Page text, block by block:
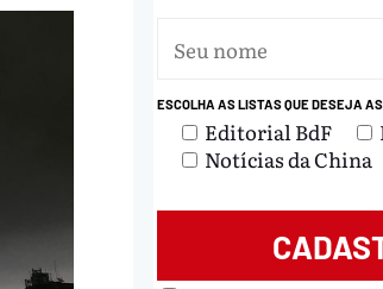
ESCOLHA AS LISTAS QUE DESEJA
Editorial BdF
Notícias da China